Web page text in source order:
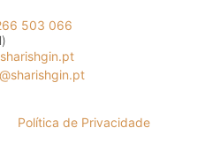
503 066
Política de Privacidade